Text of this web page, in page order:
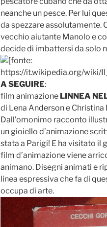
neanche un pesce. Per lui
da spezzare assolutamente.
vecchio aiutante Manolo e
decide di imbattersi da solo
A SEGUIRE:
film animazione LINNEA
di Lena Anderson e Christina
Dall’omonimo racconto
un gioiello d’animazione
stata a Parigi! E ha visitato il
film d’animazione viene
animano. Disegni animati e
linea espressiva che fa di
occupa di arte.